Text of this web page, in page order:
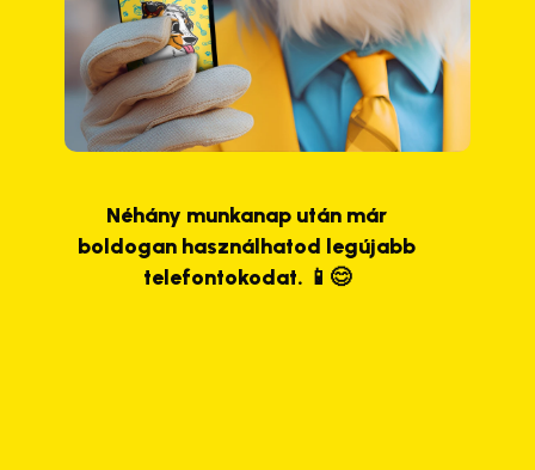
Néhány munkanap után már
boldogan használhatod legújabb
telefontokodat. 📱😊